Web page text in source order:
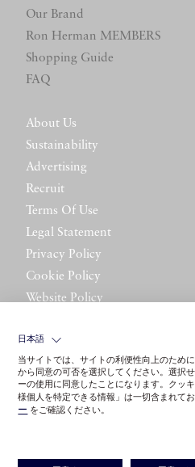
Our Brand
Ron Herman MEMBERS
Shopping Guide
FAQ
About Us
Sustainability
Advertising
Recruit
Terms Of Use
Legal Statement
Privacy Policy
Cookie Policy
Website Policy
日本語
当サイトでは、サイトの利便性向上のため
から同意の可否を選択してください。選択
ーの使用に同意したことになります。クッ
様個人を特定できる情報」は一切含まれて
ー をご確認ください。